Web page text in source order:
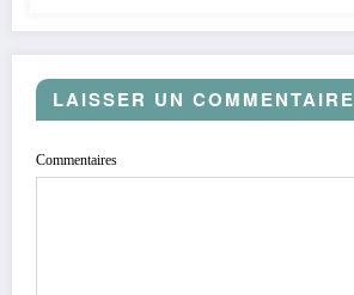
LAISSER UN COMMENTAIRE
Commentaires